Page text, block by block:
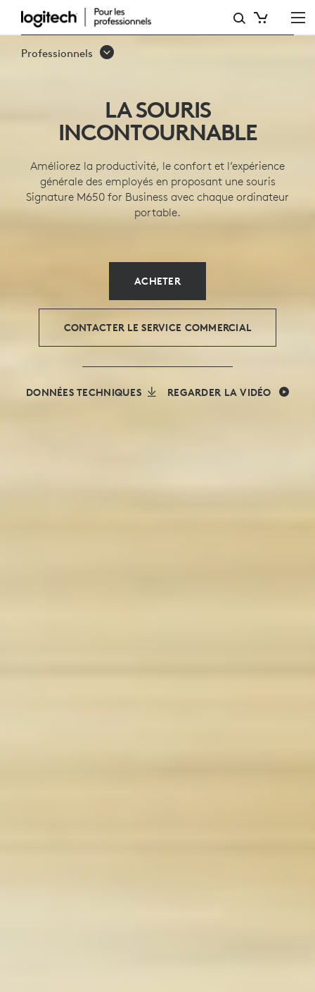
GAMME
DE
SIGNATURE
M650
Professionnels
LA SOURIS
INCONTOURNABLE
Améliorez la productivité, le confort et l’expérience
générale des employés en proposant une souris
Signature M650 for Business avec chaque ordinateur
portable.
ACHETER
CONTACTER LE SERVICE COMMERCIAL
DONNÉES TECHNIQUES REGARDER LA VIDÉO